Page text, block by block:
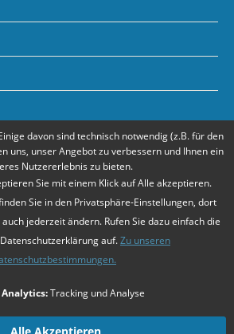
Informationen
nicht anders beschrieben
sich ausschließlich an Unternehmer gemäß§14
davon sind technisch notwendig (z.B. für den
uns, unser Angebot zu verbessern und Ihnen ein
Nutzererlebnis zu bieten.
Sie mit einem Klick auf Alle akzeptieren.
Sie in den Privatsphäre-Einstellungen, dort
jederzeit ändern. Rufen Sie dazu einfach die
auf.Zu unseren
Analytics:Tracking und Analyse